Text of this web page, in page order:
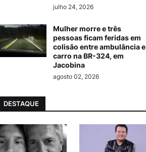
julho 24, 2026
Mulher morre e três
pessoas ficam feridas em
colisão entre ambulância e
carro na BR-324, em
Jacobina
agosto 02, 2026
DESTAQUE